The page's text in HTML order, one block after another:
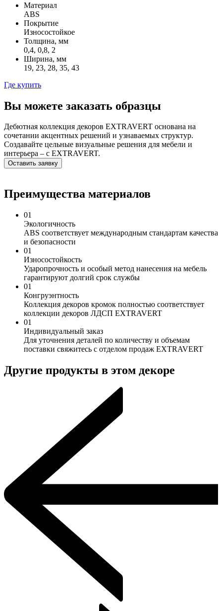
Материал
ABS
Покрытие
Износостойкое
Толщина, мм
0,4, 0,8, 2
Ширина, мм
19, 23, 28, 35, 43
Где купить
Вы можете заказать образцы
Дебютная коллекция декоров EXTRAVERT основана на
сочетании акцентных решений и узнаваемых структур.
Создавайте цельные визуальные решения для мебели и
интерьера – с EXTRAVERT.
Оставить заявку
Преимущества материалов
01
Экологичность
ABS соответствует международным стандартам качества
и безопасности
01
Износостойкость
Ударопрочность и особый метод нанесения на мебель
гарантируют долгий срок службы
01
Конгруэнтность
Коллекция декоров кромок полностью соответствует
коллекции декоров ЛДСП EXTRAVERT
01
Индивидуальный заказ
Для уточнения деталей по количеству и объемам
поставки свяжитесь с отделом продаж EXTRAVERT
Другие продукты в этом декоре